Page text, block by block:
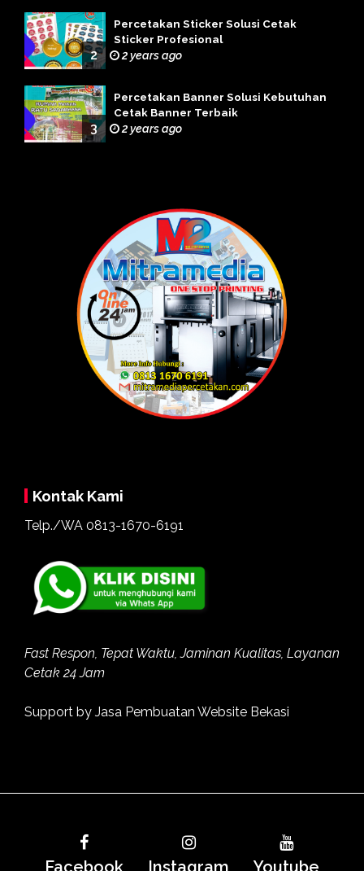
2
Percetakan Sticker Solusi Cetak
Sticker Profesional
2 years ago
3
Percetakan Banner Solusi Kebutuhan
Cetak Banner Terbaik
2 years ago
Kontak Kami
Telp./WA 0813-1670-6191
Fast Respon, Tepat Waktu, Jaminan Kualitas, Layanan
Cetak 24 Jam
Support by Jasa Pembuatan Website Bekasi